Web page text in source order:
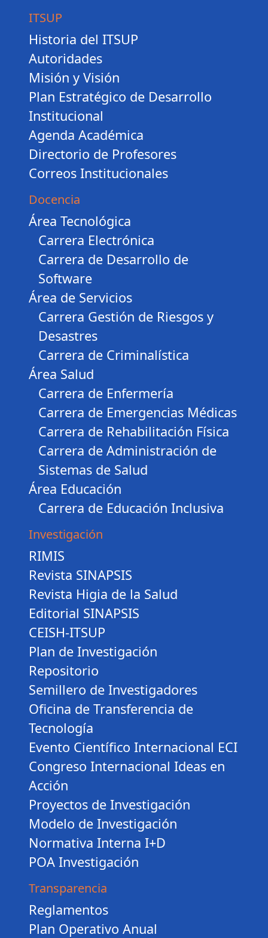
ITSUP
Historia del ITSUP
Autoridades
Misión y Visión
Plan Estratégico de Desarrollo
Institucional
Agenda Académica
Directorio de Profesores
Correos Institucionales
Docencia
Área Tecnológica
Carrera Electrónica
Carrera de Desarrollo de
Software
Área de Servicios
Carrera Gestión de Riesgos y
Desastres
Carrera de Criminalística
Área Salud
Carrera de Enfermería
Carrera de Emergencias Médicas
Carrera de Rehabilitación Física
Carrera de Administración de
Sistemas de Salud
Área Educación
Carrera de Educación Inclusiva
Investigación
RIMIS
Revista SINAPSIS
Revista Higia de la Salud
Editorial SINAPSIS
CEISH-ITSUP
Plan de Investigación
Repositorio
Semillero de Investigadores
Oficina de Transferencia de
Tecnología
Evento Científico Internacional ECI
Congreso Internacional Ideas en
Acción
Proyectos de Investigación
Modelo de Investigación
Normativa Interna I+D
POA Investigación
Transparencia
Reglamentos
Plan Operativo Anual